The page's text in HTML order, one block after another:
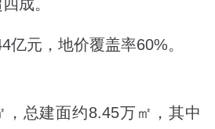
成。
亿元，地价覆盖率60%。
，总建面约8.45万㎡，其中